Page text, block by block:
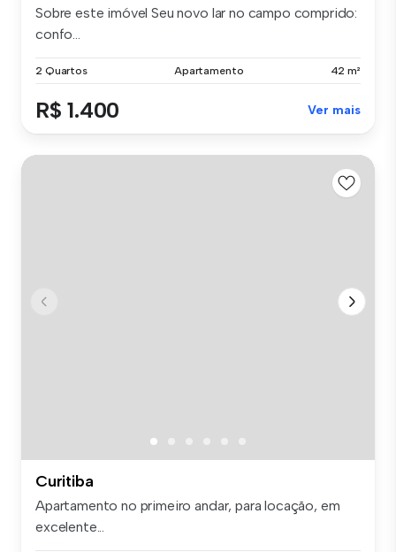
Sobre este imóvel Seu novo lar no campo comprido:
confo...
2 Quartos Apartamento 42 m²
R$ 1.400 Ver mais
Curitiba
Apartamento no primeiro andar, para locação, em
excelente...